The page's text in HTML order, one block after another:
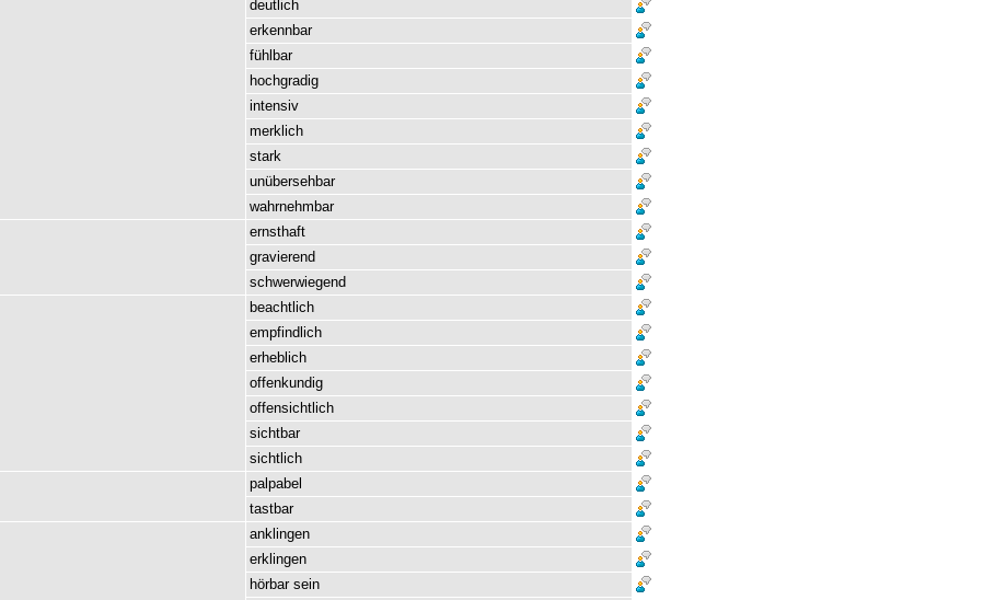
deutlich
erkennbar
fühlbar
hochgradig
intensiv
merklich
stark
unübersehbar
wahrnehmbar
ernsthaft
gravierend
schwerwiegend
beachtlich
empfindlich
erheblich
offenkundig
offensichtlich
sichtbar
sichtlich
palpabel
tastbar
anklingen
erklingen
hörbar sein